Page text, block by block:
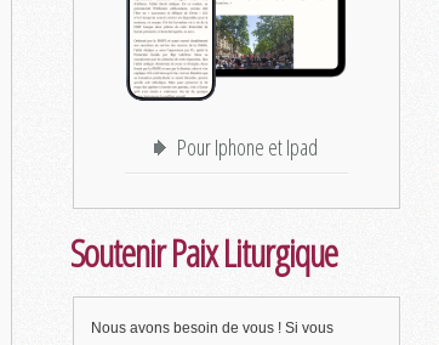
Pour Iphone et Ipad
Soutenir Paix Liturgique
Nous avons besoin de vous ! Si vous